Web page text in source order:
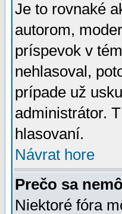
Je to rovnaké
autorom,
príspevok v
nehlasoval,
prípade už
administrátor.
hlasovaní.
Návrat hore
Prečo sa
Niektoré fóra